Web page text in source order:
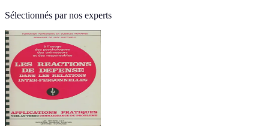
Sélectionnés par nos experts